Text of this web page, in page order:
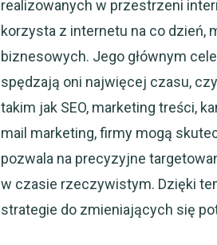
realizowanych w przestrzeni
korzysta z internetu na co dzień,
biznesowych. Jego głównym
spędzają oni najwięcej czasu,
takim jak SEO, marketing treści,
mail marketing, firmy mogą
pozwala na precyzyjne
w czasie rzeczywistym. Dzięki
strategie do zmieniających się